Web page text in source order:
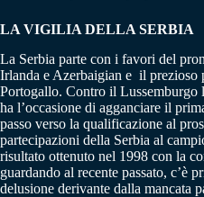
LA VIGILIA DELLA SERBIA
La Serbia parte con i favori del
Irlanda e Azerbaigian e il prezioso
Portogallo. Contro il Lussemburgo
ha l’occasione di agganciare il
passo verso la qualificazione al
partecipazioni della Serbia al
risultato ottenuto nel 1998 con la
guardando al recente passato, c’è
delusione derivante dalla mancata